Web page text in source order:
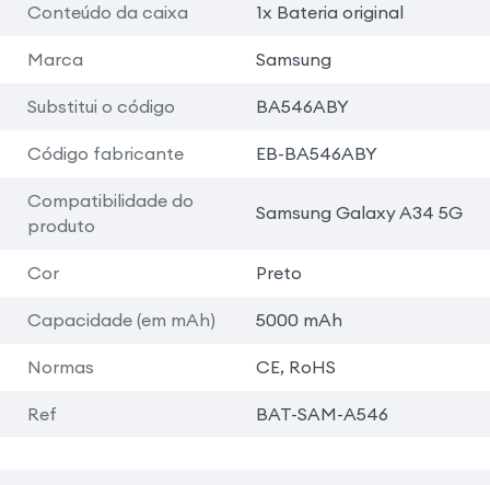
Conteúdo da caixa 1x Bateria original
Marca Samsung
Substitui o código BA546ABY
Código fabricante EB-BA546ABY
Compatibilidade do
produto
Samsung Galaxy A34 5G
Cor Preto
Capacidade (em mAh) 5000 mAh
Normas CE, RoHS
Ref BAT-SAM-A546